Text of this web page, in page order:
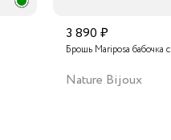
3 890 ₽
Брошь Mariposa бабочка
Nature Bijoux